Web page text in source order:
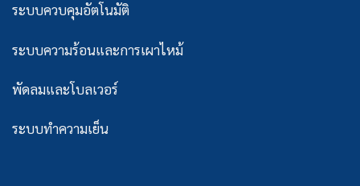
ระบบควบคุมอัตโนมัติ
ระบบความร้อนและการเผาไหม้
พัดลมและโบลเวอร์
ระบบทำความเย็น